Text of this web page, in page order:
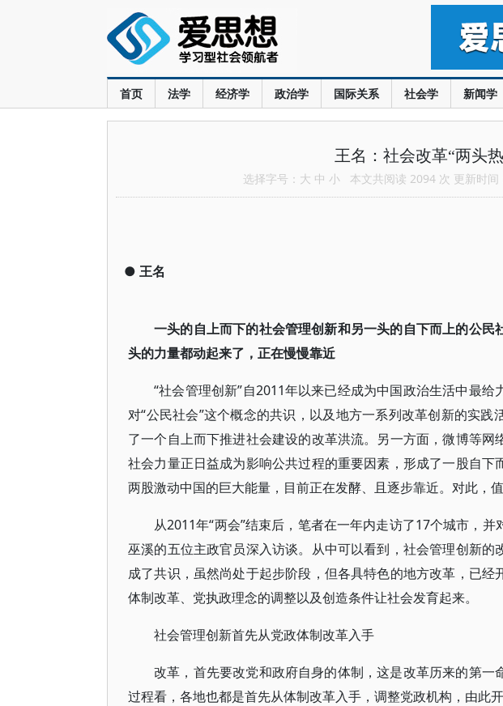
首页 法学 经济学 政治学 国际关系 社会学 新闻学
王名：社会改革“两头
选择字号： 大 中 小 本文共阅读 2094 次 更新时
● 王名
一头的自上而下的社会管理创新和另一头的自下而上的公
头的力量都动起来了，正在慢慢靠近
“社会管理创新”自2011年以来已经成为中国政治生活中最
对“公民社会”这个概念的共识，以及地方一系列改革创新的实
了一个自上而下推进社会建设的改革洪流。另一方面，微博等网
社会力量正日益成为影响公共过程的重要因素，形成了一股自
两股激动中国的巨大能量，目前正在发酵、且逐步靠近。对此，值
从2011年“两会”结束后，笔者在一年内走访了17个城市，
巫溪的五位主政官员深入访谈。从中可以看到，社会管理创新的
成了共识，虽然尚处于起步阶段，但各具特色的地方改革，已经
体制改革、党执政理念的调整以及创造条件让社会发育起来。
社会管理创新首先从党政体制改革入手
改革，首先要改党和政府自身的体制，这是改革历来的第一
过程看，各地也都是首先从体制改革入手，调整党政机构，由此